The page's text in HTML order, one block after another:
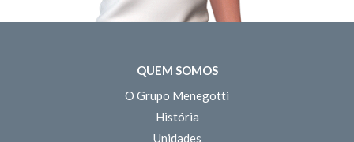
QUEM SOMOS
O Grupo Menegotti
História
Unidades